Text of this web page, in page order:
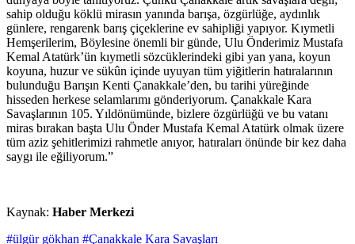
sahip olduğu köklü mirasın yanında barışa, özgürlüğe, aydınlık
günlere, rengarenk barış çiçeklerine ev sahipliği yapıyor. Kıymetli
Hemşerilerim, Böylesine önemli bir günde, Ulu Önderimiz Mustafa
Kemal Atatürk’ün kıymetli sözcüklerindeki gibi yan yana, koyun
koyuna, huzur ve sükûn içinde uyuyan tüm yiğitlerin hatıralarının
bulunduğu Barışın Kenti Çanakkale’den, bu tarihi yüreğinde
hisseden herkese selamlarımı gönderiyorum. Çanakkale Kara
Savaşlarının 105. Yıldönümünde, bizlere özgürlüğü ve bu vatanı
miras bırakan başta Ulu Önder Mustafa Kemal Atatürk olmak üzere
tüm aziz şehitlerimizi rahmetle anıyor, hatıraları önünde bir kez daha
saygı ile eğiliyorum.”
Kaynak: Haber Merkezi
#ülgür gökhan #Çanakkale Kara Savaşları